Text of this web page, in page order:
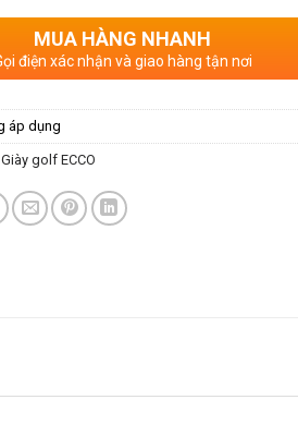
MUA HÀNG NHANH
điện xác nhận và giao hàng tận nơi
áp dụng
Giày golf ECCO